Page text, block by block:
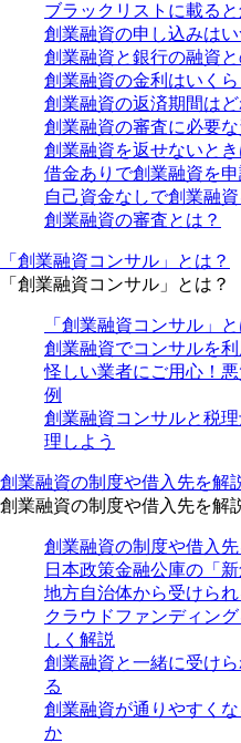
ブラックリストに載る
創業融資の申し込みはい
創業融資と銀行の融資
創業融資の金利はいくら
創業融資の返済期間はど
創業融資の審査に必要
創業融資を返せないと
借金ありで創業融資を申
自己資金なしで創業融
創業融資の審査とは？
「創業融資コンサル」とは？
「創業融資コンサル」とは？
「創業融資コンサル」
創業融資でコンサルを
怪しい業者にご用心！
例
創業融資コンサルと税
理しよう
創業融資の制度や借入先を解
創業融資の制度や借入先を解
創業融資の制度や借入
日本政策金融公庫の「
地方自治体から受けら
クラウドファンディン
しく解説
創業融資と一緒に受け
る
創業融資が通りやすく
か